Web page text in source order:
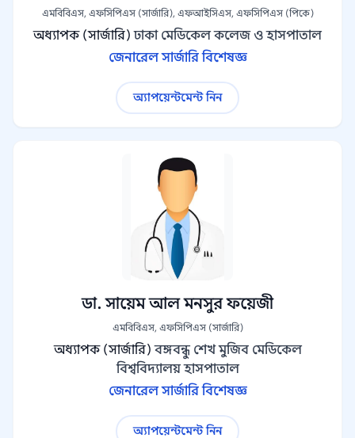
এমবিবিএস, এফসিপিএস (সার্জারি), এফআইসিএস, এফসিপিএস (পিকে)
অধ্যাপক (সার্জারি) ঢাকা মেডিকেল কলেজ ও হাসপাতাল
জেনারেল সার্জারি বিশেষজ্ঞ
অ্যাপয়েন্টমেন্ট নিন
ডা. সায়েম আল মনসুর ফয়েজী
এমবিবিএস, এফসিপিএস (সার্জারি)
অধ্যাপক (সার্জারি) বঙ্গবন্ধু শেখ মুজিব মেডিকেল
বিশ্ববিদ্যালয় হাসপাতাল
জেনারেল সার্জারি বিশেষজ্ঞ
অ্যাপয়েন্টমেন্ট নিন